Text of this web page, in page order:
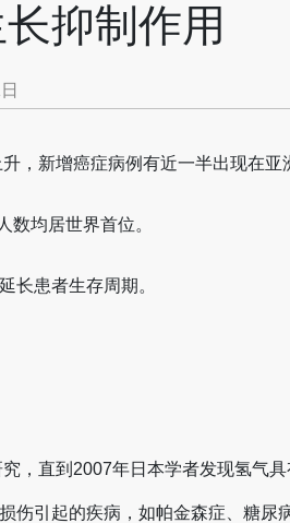
抑制作用
，新增癌症病例有近一半出现在亚
均居世界首位。
长患者生存周期。
，直到2007年日本学者发现氢气
伤引起的疾病，如帕金森症、糖尿